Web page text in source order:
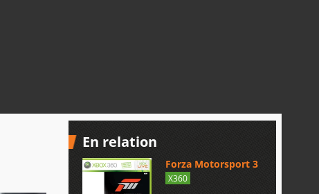
En relation
Forza Motorsport 3
X360